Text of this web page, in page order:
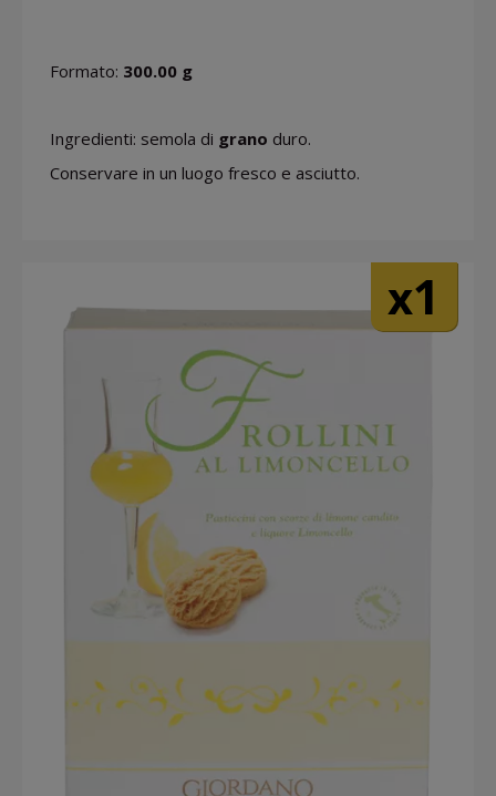
Formato: 300.00 g
Ingredienti: semola di grano duro.
Conservare in un luogo fresco e asciutto.
x1